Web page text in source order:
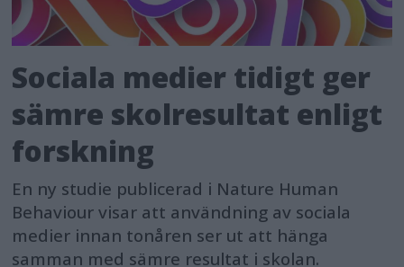
Sociala medier tidigt ger
sämre skolresultat enligt
forskning
En ny studie publicerad i Nature Human
Behaviour visar att användning av sociala
medier innan tonåren ser ut att hänga
samman med sämre resultat i skolan.